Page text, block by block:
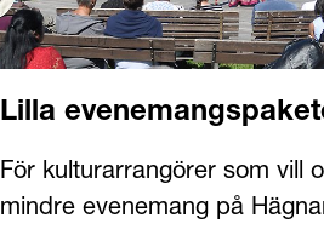
Lilla
För kulturarrangörer som vill
mindre evenemang på